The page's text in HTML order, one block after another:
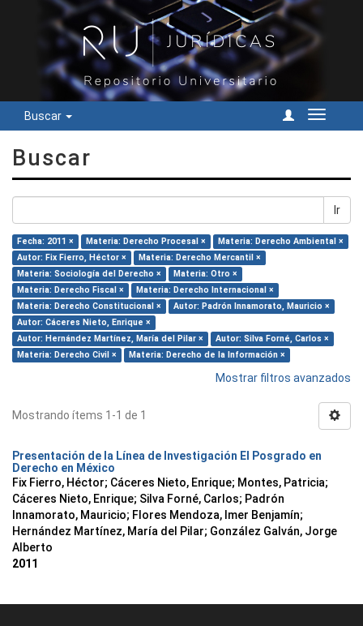
Buscar
Cambiar
Buscar
Ir
Fecha: 2011 × Materia: Derecho Procesal ×
Materia: Derecho Ambiental ×
Autor: Fix Fierro, Héctor ×
Materia: Derecho Mercantil ×
Materia: Sociología del Derecho ×
Materia: Otro ×
Materia: Derecho Fiscal ×
Materia: Derecho Internacional ×
Materia: Derecho Constitucional ×
Autor: Padrón Innamorato, Mauricio ×
Autor: Cáceres Nieto, Enrique ×
Autor: Hernández Martínez, María del Pilar ×
Autor: Silva Forné, Carlos ×
Materia: Derecho Civil ×
Materia: Derecho de la Información ×
Mostrar filtros avanzados
Mostrando ítems 1-1 de 1
Presentación de la Línea de Investigación El Posgrado en
Derecho en México
Fix Fierro, Héctor; Cáceres Nieto, Enrique; Montes, Patricia;
Cáceres Nieto, Enrique; Silva Forné, Carlos; Padrón
Innamorato, Mauricio; Flores Mendoza, Imer Benjamín;
Hernández Martínez, María del Pilar; González Galván, Jorge
Alberto
2011